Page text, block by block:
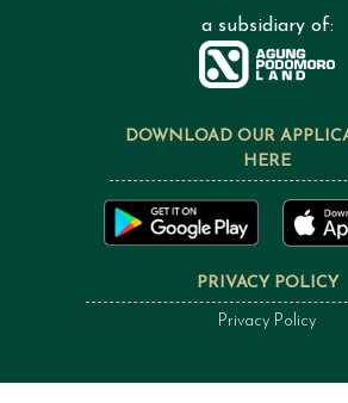
a subsidiary of:
DOWNLOAD OUR
HERE
PRIVACY POLICY
Privacy Policy